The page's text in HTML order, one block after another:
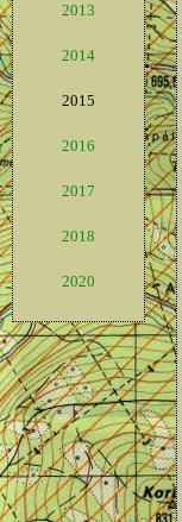
2013
2014
2015
2016
2017
2018
2020